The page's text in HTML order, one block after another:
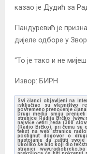
казао је Дудић за
Пандуревић је
дијеле одборе у
“То је тако и не
Извор: БИРН
Svi članci objavljeni na
isključivo su vlasništvo
povremeno prenošenje
Drugi mediji smiju
stranice Radija Brčko
najviše četiri reda (300
(Radio Brčko), pri čemu su
tekst na web stranicu
postignut dogovor o
nastojanju da zaštiti
Ukoliko se bilo koji dio
stranici